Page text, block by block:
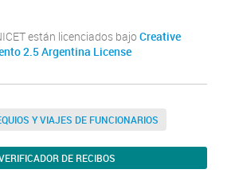
están licenciados bajo Creative
2.5 Argentina License
Y VIAJES DE FUNCIONARIOS
DE RECIBOS